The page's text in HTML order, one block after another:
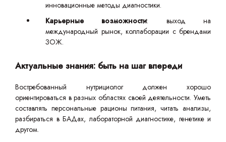
инновационные методы диагностики.
Карьерные возможности: выход на
международный рынок, коллаборации с брендами
ЗОЖ.
Актуальные знания: быть на шаг впереди
Востребованный нутрициолог должен хорошо
ориентироваться в разных областях своей деятельности. Уметь
составлять персональные рационы питания, читать анализы,
разбираться в БАДах, лабораторной диагностике, генетике и
другом.